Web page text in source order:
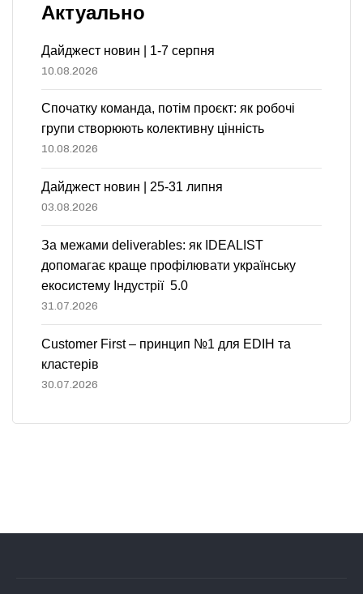
Актуально
Дайджест новин | 1-7 серпня
10.08.2026
Спочатку команда, потім проєкт: як робочі
групи створюють колективну цінність
10.08.2026
Дайджест новин | 25-31 липня
03.08.2026
За межами deliverables: як IDEALIST
допомагає краще профілювати українську
екосистему Індустрії 5.0
31.07.2026
Customer First – принцип №1 для EDIH та
кластерів
30.07.2026